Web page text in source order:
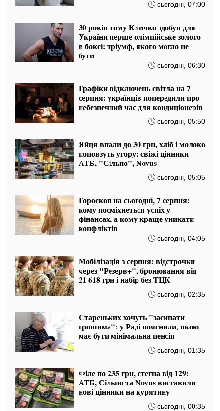
сьогодні, 07:00
30 років тому Кличко здобув для
України перше олімпійське золото
в боксі: тріумф, якого могло не
бути
сьогодні, 06:30
Графіки відключень світла на 7
серпня: українців попередили про
небезпечний час для кондиціонерів
сьогодні, 05:50
Яйця впали до 30 грн, хліб і молоко
поповзуть угору: свіжі цінники
АТБ, "Сільпо", Novus
сьогодні, 05:05
Гороскоп на сьогодні, 7 серпня:
кому посміхнеться успіх у
фінансах, а кому краще уникати
конфліктів
сьогодні, 04:05
Мобілізація з серпня: відстрочки
через "Резерв+", бронювання від
21 618 грн і набір без ТЦК
сьогодні, 02:35
Стареньких хочуть "засипати
грошима": у Раді пояснили, якою
має бути мінімальна пенсія
сьогодні, 01:35
Філе по 235 грн, стегна від 129:
АТБ, Сільпо та Novus виставили
нові цінники на курятину
сьогодні, 00:35